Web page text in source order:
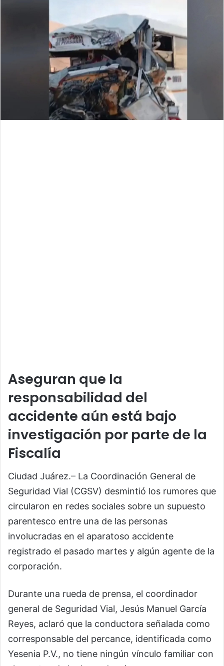
Aseguran que la
responsabilidad del
accidente aún está bajo
investigación por parte de la
Fiscalía
Ciudad Juárez.– La Coordinación General de
Seguridad Vial (CGSV) desmintió los rumores que
circularon en redes sociales sobre un supuesto
parentesco entre una de las personas
involucradas en el aparatoso accidente
registrado el pasado martes y algún agente de la
corporación.
Durante una rueda de prensa, el coordinador
general de Seguridad Vial, Jesús Manuel García
Reyes, aclaró que la conductora señalada como
corresponsable del percance, identificada como
Yesenia P.V., no tiene ningún vínculo familiar con